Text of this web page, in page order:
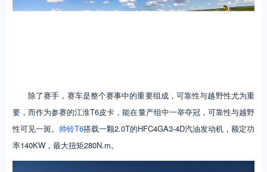
除了赛手，赛车是整个赛事中的重要组成，可靠性与越野性尤为重
要，而作为参赛的江淮T6皮卡，能在量产组中一举夺冠，可靠性与越野
性可见一斑。 帅铃T6搭载一颗2.0T的HFC4GA3-4D汽油发动机，额定功
率140KW，最大扭矩280N.m。